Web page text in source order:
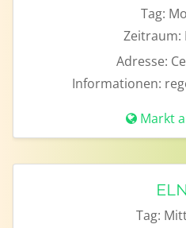
Tag:
Zeitraum:
Adresse:
Informationen:
Markt
Tag: